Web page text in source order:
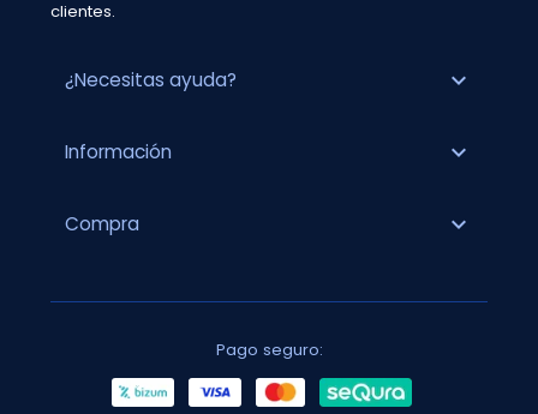
clientes.
¿Necesitas ayuda? expand_more
Información expand_more
Compra expand_more
Pago seguro: